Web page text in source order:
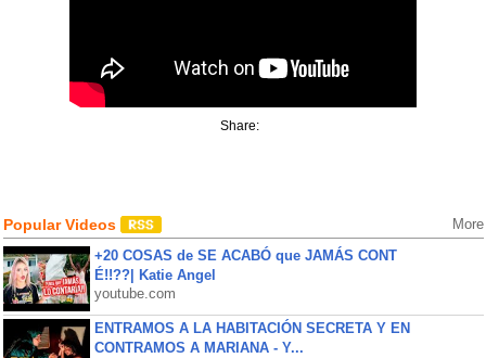
Share:
Popular Videos More
+20 COSAS de SE ACABÓ que JAMÁS CONT
É!!??| Katie Angel
youtube.com
ENTRAMOS A LA HABITACIÓN SECRETA Y EN
CONTRAMOS A MARIANA - Y...